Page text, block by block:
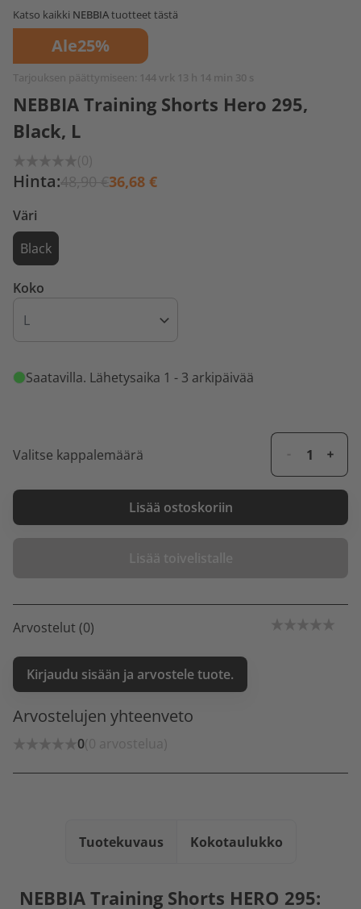
Katso kaikki NEBBIAtuotteet tästä
Ale25%
Tarjouksen päättymiseen: 144 vrk 13 h 14 min 29 s
NEBBIA Training Shorts Hero 295,
Black, L
(0)
Hinta:48,90 €36,68 €
Väri
Black
Koko
Saatavilla. Lähetysaika 1 - 3 arkipäivää
Valitse kappalemäärä
Lisää ostoskoriin
Lisää toivelistalle
Arvostelut (0)
Kirjaudu sisään ja arvostele tuote.
Arvostelujen yhteenveto
0(0 arvostelua)
Tuotekuvaus Kokotaulukko
NEBBIA Training Shorts HERO 295: